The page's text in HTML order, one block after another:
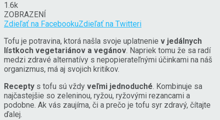
1.6k
ZOBRAZENÍ
Zdieľať na FacebookuZdieľať na Twitteri
Tofu je potravina, ktorá našla svoje uplatnenie v jedálnych
lístkoch vegetariánov a vegánov. Napriek tomu že sa radí
medzi zdravé alternatívy s nepopierateľnými účinkami na náš
organizmus, má aj svojich kritikov.
Recepty s tofu sú vždy veľmi jednoduché. Kombinuje sa
najčastejšie so zeleninou, ryžou, ryžovými rezancami a
podobne. Ak vás zaujíma, či a prečo je tofu syr zdravý, čítajte
ďalej.